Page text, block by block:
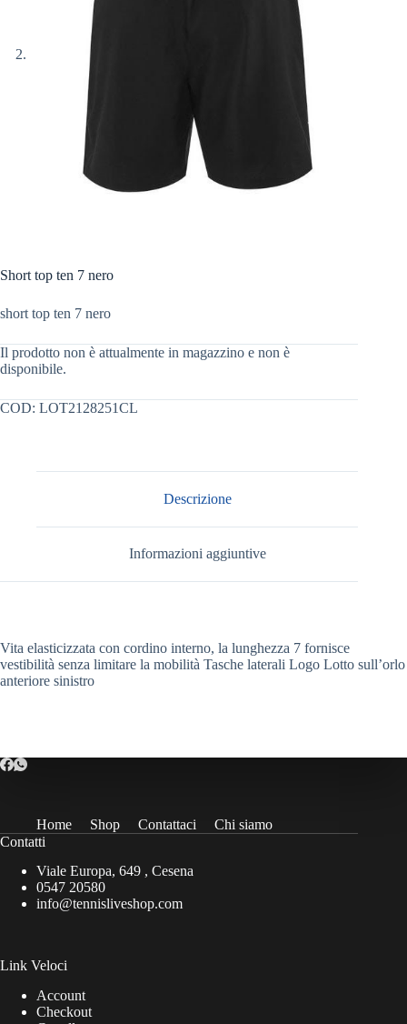
Short top ten 7 nero
short top ten 7 nero
Il prodotto non è attualmente in magazzino e non è
disponibile.
COD: LOT2128251CL
Descrizione
Informazioni aggiuntive
Vita elasticizzata con cordino interno, la lunghezza 7 fornisce
vestibilità senza limitare la mobilità Tasche laterali Logo Lotto sull’orlo
anteriore sinistro
Home Shop Contattaci
Chi siamo
Contatti
Viale Europa, 649 , Cesena
0547 20580
info@tennisliveshop.com
Link Veloci
Account
Checkout